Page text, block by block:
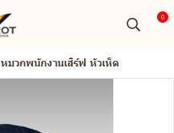
0
หมวกพนักงานเสิร์ฟ หัวเห็ด